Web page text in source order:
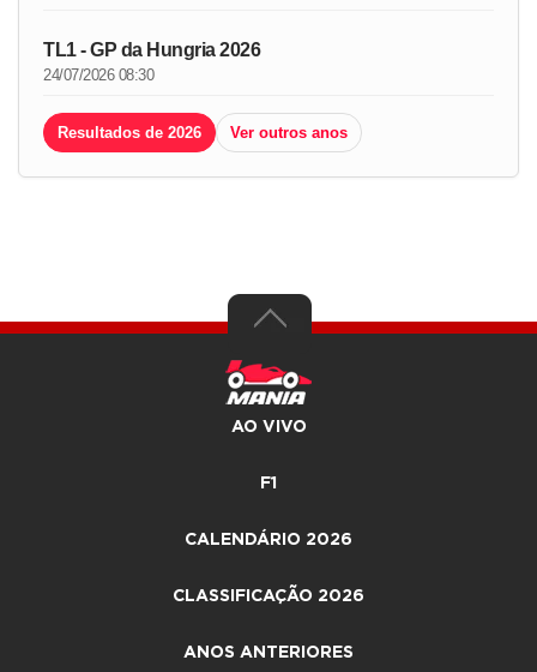
TL1 - GP da Hungria 2026
24/07/2026 08:30
Resultados de 2026 Ver outros anos
AO VIVO
F1
CALENDÁRIO 2026
CLASSIFICAÇÃO 2026
ANOS ANTERIORES